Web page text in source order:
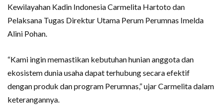
Kewilayahan Kadin Indonesia Carmelita Hartoto dan
Pelaksana Tugas Direktur Utama Perum Perumnas Imelda
Alini Pohan.
“Kami ingin memastikan kebutuhan hunian anggota dan
ekosistem dunia usaha dapat terhubung secara efektif
dengan produk dan program Perumnas,” ujar Carmelita dalam
keterangannya.